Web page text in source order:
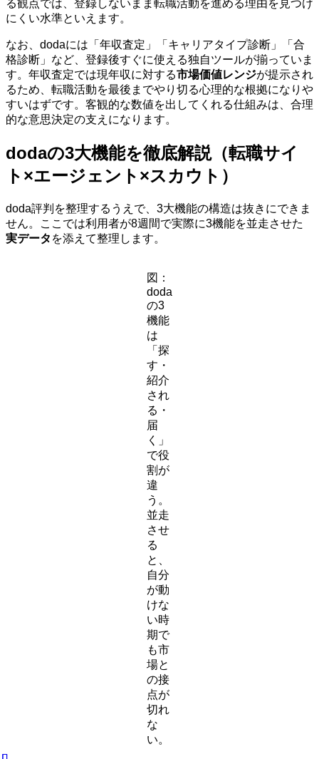
る観点では、登録しないまま転職活動を進める理由を見つけ
にくい水準といえます。
なお、dodaには「年収査定」「キャリアタイプ診断」「合
格診断」など、登録後すぐに使える独自ツールが揃っていま
す。年収査定では現年収に対する市場価値レンジが提示され
るため、転職活動を最後までやり切る心理的な根拠になりや
すいはずです。客観的な数値を出してくれる仕組みは、合理
的な意思決定の支えになります。
dodaの3大機能を徹底解説（転職サイ
ト×エージェント×スカウト）
doda評判を整理するうえで、3大機能の構造は抜きにできま
せん。ここでは利用者が8週間で実際に3機能を並走させた
実データ を添えて整理します。
図：
doda
の3
機能
は
「探
す・
紹介
され
る・
届
く」
で役
割が
違
う。
並走
させ
る
と、
自分
が動
けな
い時
期で
も市
場と
の接
点が
切れ
な
い。